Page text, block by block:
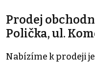
Prodej
Polička, ul.
Nabízíme k prodeji